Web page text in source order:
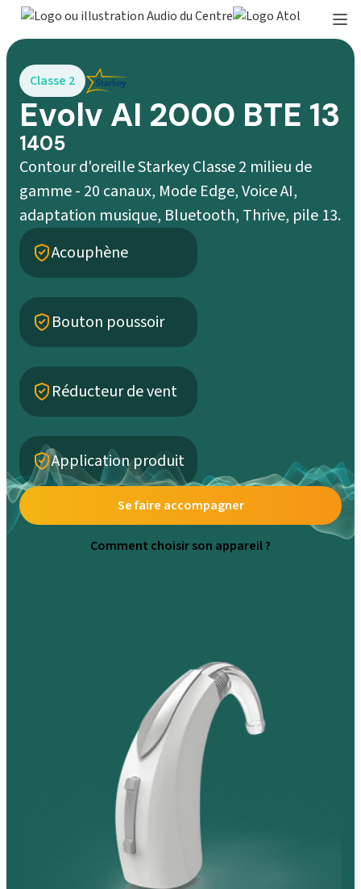
Classe 2
Evolv AI 2000 BTE 13
1405
Contour d'oreille Starkey Classe 2 milieu de
gamme - 20 canaux, Mode Edge, Voice AI,
adaptation musique, Bluetooth, Thrive, pile 13.
Acouphène
Bouton poussoir
Réducteur de vent
Application produit
Se faire accompagner
Comment choisir son appareil ?